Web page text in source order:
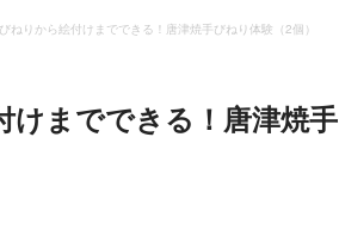
ねりから絵付けまでできる！唐津焼手びねり体験（2個）
けまでできる！唐津焼手